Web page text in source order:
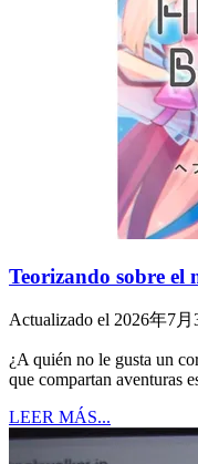
Teorizando sobre el
Actualizado el 2026年7月
¿A quién no le gusta un
que compartan aventuras
LEER MÁS...